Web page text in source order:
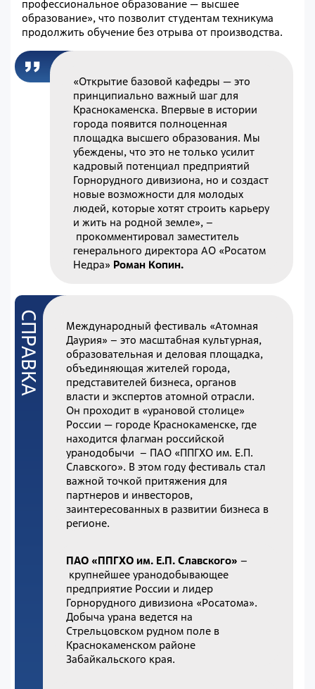
профессиональное образование — высшее
образование», что позволит студентам техникума
продолжить обучение без отрыва от производства.
«Открытие базовой кафедры — это
принципиально важный шаг для
Краснокаменска. Впервые в истории
города появится полноценная
площадка высшего образования. Мы
убеждены, что это не только усилит
кадровый потенциал предприятий
Горнорудного дивизиона, но и создаст
новые возможности для молодых
людей, которые хотят строить карьеру
и жить на родной земле», –
прокомментировал заместитель
генерального директора АО «Росатом
Недра» Роман Копин.
Международный фестиваль «Атомная
Даурия» – это масштабная культурная,
образовательная и деловая площадка,
объединяющая жителей города,
представителей бизнеса, органов
власти и экспертов атомной отрасли.
Он проходит в «урановой столице»
России — городе Краснокаменске, где
находится флагман российской
уранодобычи – ПАО «ППГХО им. Е.П.
Славского». В этом году фестиваль стал
важной точкой притяжения для
партнеров и инвесторов,
заинтересованных в развитии бизнеса в
регионе.
ПАО «ППГХО им. Е.П. Славского» –
крупнейшее уранодобывающее
предприятие России и лидер
Горнорудного дивизиона «Росатома».
Добыча урана ведется на
Стрельцовском рудном поле в
Краснокаменском районе
Забайкальского края.